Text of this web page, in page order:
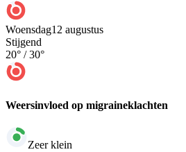
Woensdag12 augustus
Stijgend
20° /30°
Weersinvloed op migraineklachten
Zeer klein